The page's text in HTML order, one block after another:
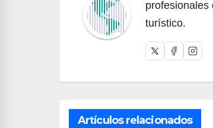
profesionales
turístico.
Artículos relacionados